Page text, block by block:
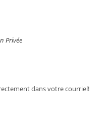
Privée
dans votre courriel!